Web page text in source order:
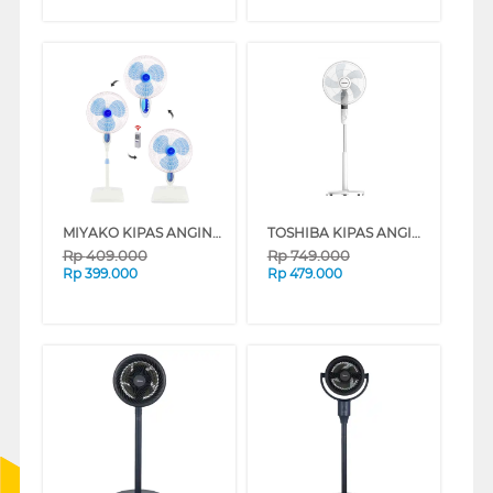
MIYAKO KIPAS ANGIN BERDIRI STAND FAN TJR-101PL
Rp409.000
Rp 399.000
TOSHIBA KIPAS ANGIN BERDIRI STAND FAN F-ASA60ID(W)
Rp749.000
Rp 479.000